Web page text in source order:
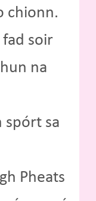
chionn.
soir
na
spórt sa
Pheats